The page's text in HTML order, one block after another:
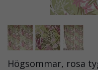
Högsommar, rosa